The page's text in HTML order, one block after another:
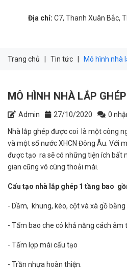
Địa chỉ: C7, Thanh Xuân Bắc,
Trang chủ Tin tức Mô hình nhà
MÔ HÌNH NHÀ LẮP
Admin 27/10/2020 0
Nhà lắp ghép được coi là một công
và một số nước XHCN Đông Âu. Với
được tạo ra sẽ có những tiện ích bất
gian cũng vô cùng thoải mái.
Cấu tạo nhà lắp ghép 1 tầng bao
- Dầm, khung, kèo, cột và xà gồ bằng
- Tấm bao che có khả năng cách âm
- Tấm lợp mái cấu tạo
- Trần nhựa hoàn thiện.